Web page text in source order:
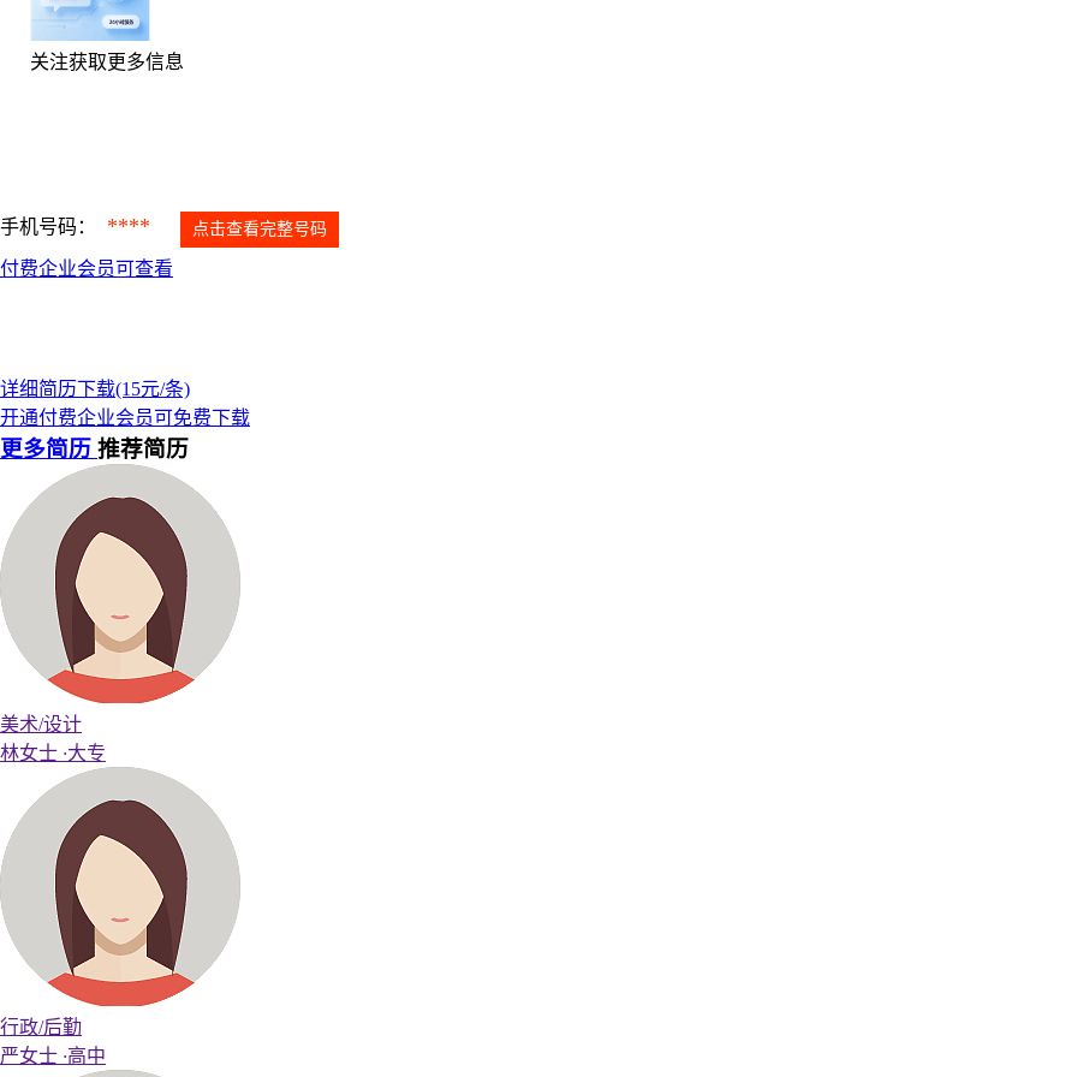
关注获取更多信息
手机号码： **** 点击查看完整号码
付费企业会员可查看
详细简历下载(15元/条)
开通付费企业会员可免费下载
更多简历 推荐简历
美术/设计
林女士 ·大专
行政/后勤
严女士 ·高中